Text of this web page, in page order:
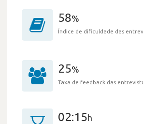
58%
Índice de dificuldade das
25%
Taxa de feedback das
02:15h